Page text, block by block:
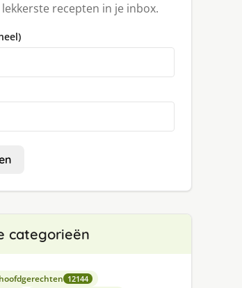
recepten in je inbox.
categorieën
12144